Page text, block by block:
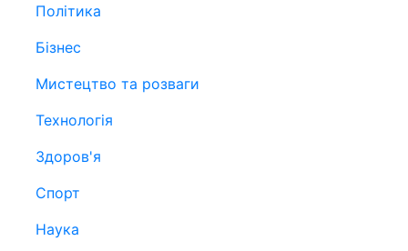
Політика
Бізнес
Мистецтво та розваги
Технологія
Здоров'я
Спорт
Наука